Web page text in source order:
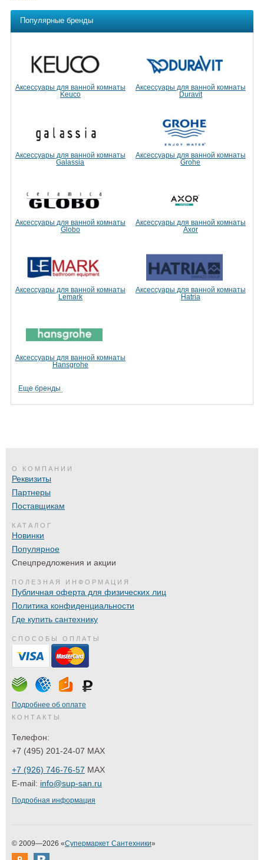
Популярные бренды
Аксессуары для ванной комнаты
Keuco
Аксессуары для ванной комнаты
Duravit
Аксессуары для ванной комнаты
Galassia
Аксессуары для ванной комнаты
Grohe
Аксессуары для ванной комнаты
Globo
Аксессуары для ванной комнаты
Axor
Аксессуары для ванной комнаты
Lemark
Аксессуары для ванной комнаты
Hatria
Аксессуары для ванной комнаты
Hansgrohe
Еще бренды
О КОМПАНИИ
Реквизиты
Партнеры
Поставщикам
КАТАЛОГ
Новинки
Популярное
Спецпредложения и акции
ПОЛЕЗНАЯ ИНФОРМАЦИЯ
Публичная оферта для физических лиц
Политика конфиденциальности
Где купить сантехнику
СПОСОБЫ ОПЛАТЫ
Подробнее об оплате
КОНТАКТЫ
Телефон:
+7 (495) 201-24-07 MAX
+7 (926) 746-76-57 MAX
E-mail: info@sup-san.ru
Подробная информация
© 2009—2026 «Супермаркет Сантехники»